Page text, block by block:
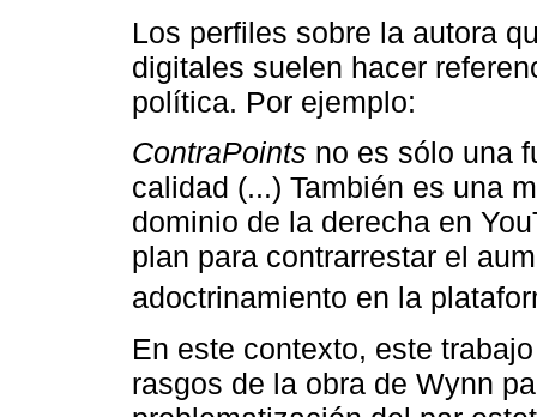
Los perfiles sobre la autora
digitales suelen hacer
política. Por ejemplo:
ContraPoints no es sólo una
calidad (...) También es una
dominio de la derecha en
plan para contrarrestar el
adoctrinamiento en la
En este contexto, este
rasgos de la obra de Wynn